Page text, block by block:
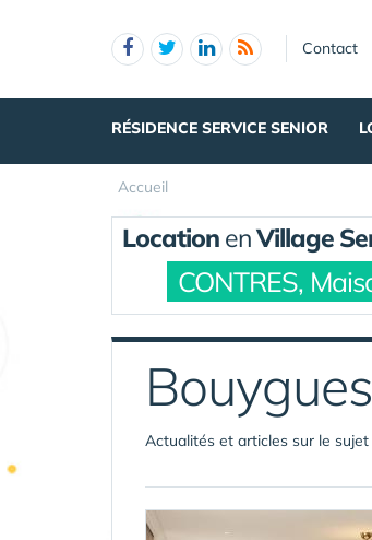
Contact
RÉSIDENCE SERVICE SENIOR
Accueil
Location enVillage
CONTRES,
Actualités et articles sur le sujet